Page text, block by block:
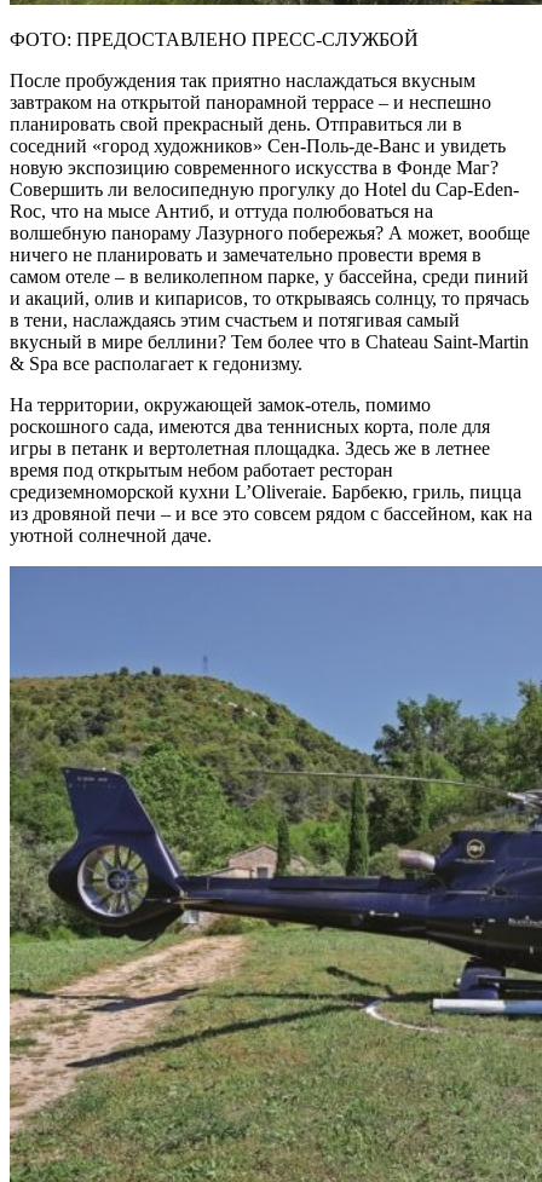
ФОТО: ПРЕДОСТАВЛЕНО ПРЕСС-СЛУЖБОЙ
После пробуждения так приятно наслаждаться вкусным
завтраком на открытой панорамной террасе – и неспешно
планировать свой прекрасный день. Отправиться ли в
соседний «город художников» Сен-Поль-де-Ванс и увидеть
новую экспозицию современного искусства в Фонде Маг?
Совершить ли велосипедную прогулку до Hotel du Cap-Eden-
Roc, что на мысе Антиб, и оттуда полюбоваться на
волшебную панораму Лазурного побережья? А может, вообще
ничего не планировать и замечательно провести время в
самом отеле – в великолепном парке, у бассейна, среди пиний
и акаций, олив и кипарисов, то открываясь солнцу, то прячась
в тени, наслаждаясь этим счастьем и потягивая самый
вкусный в мире беллини? Тем более что в Chateau Saint-Martin
& Spa все располагает к гедонизму.
На территории, окружающей замок-отель, помимо
роскошного сада, имеются два теннисных корта, поле для
игры в петанк и вертолетная площадка. Здесь же в летнее
время под открытым небом работает ресторан
средиземноморской кухни L’Oliveraie. Барбекю, гриль, пицца
из дровяной печи – и все это совсем рядом с бассейном, как на
уютной солнечной даче.